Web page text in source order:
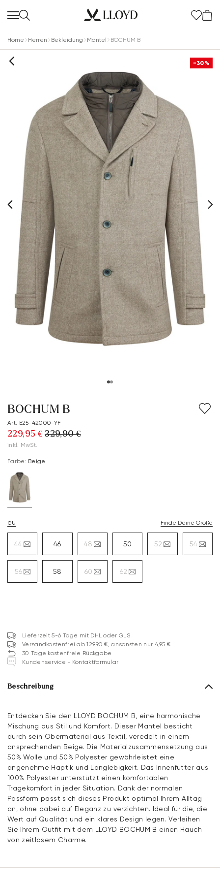
Home Herren Bekleidung Mäntel BOCHUM B
-30%
BOCHUM B
Art. E25-42000-YF
229,95 € 329,90 €
inkl. MwSt.
Farbe: Beige
eu Finde Deine Größe
44 46 48 50 52 54
56 58 60 62
Lieferzeit 5-6 Tage mit DHL oder GLS
Versandkostenfrei ab 129,90 €, ansonsten nur 4,95 €
30 Tage kostenfreie Rückgabe
Kundenservice - Kontaktformular
Beschreibung
Entdecken Sie den LLOYD BOCHUM B, eine harmonische
Mischung aus Stil und Komfort. Dieser Mantel besticht
durch sein Obermaterial aus Textil, veredelt in einem
ansprechenden Beige. Die Materialzusammensetzung aus
50% Wolle und 50% Polyester gewährleistet eine
angenehme Haptik und Langlebigkeit. Das Innenfutter aus
100% Polyester unterstützt einen komfortablen
Tragekomfort in jeder Situation. Dank der normalen
Passform passt sich dieses Produkt optimal Ihrem Alltag
an, ohne dabei auf Eleganz zu verzichten. Ideal für die, die
Wert auf Qualität und ein klares Design legen. Verleihen
Sie Ihrem Outfit mit dem LLOYD BOCHUM B einen Hauch
von zeitlosem Charme.